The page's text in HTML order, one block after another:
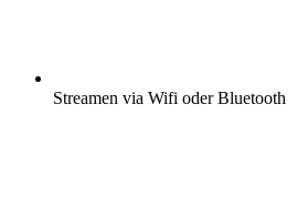
Streamen via Wifi oder Bluetooth